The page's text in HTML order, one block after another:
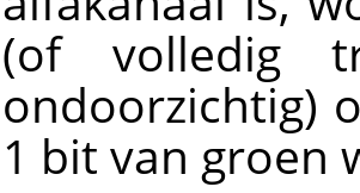
(of volledig
ondoorzichtig)
1 bit van groen